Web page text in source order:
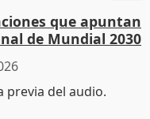
que apuntan
de Mundial 2030